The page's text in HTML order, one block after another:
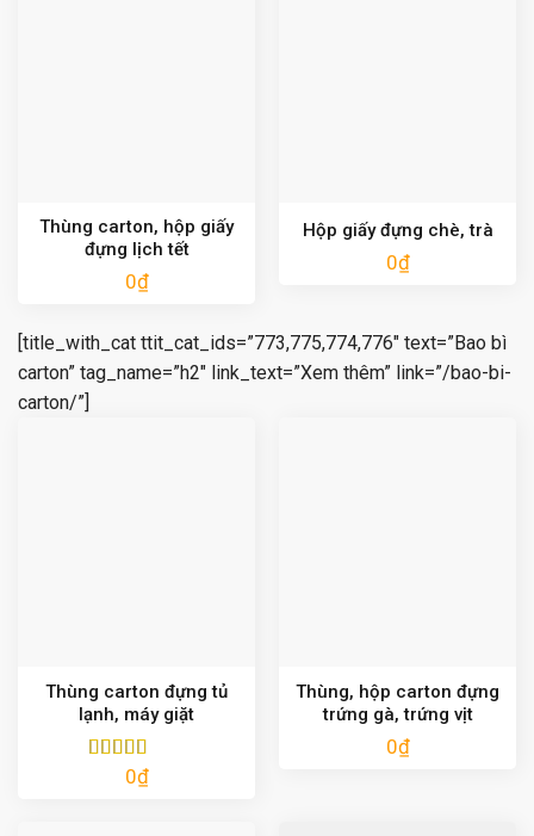
Thùng carton, hộp giấy
đựng lịch tết
0₫
Hộp giấy đựng chè, trà
0₫
[title_with_cat ttit_cat_ids=”773,775,774,776″ text=”Bao bì
carton” tag_name=”h2″ link_text=”Xem thêm” link=”/bao-bi-
carton/”]
Thùng carton đựng tủ
lạnh, máy giặt
Được xếp
0₫
Thùng, hộp carton đựng
trứng gà, trứng vịt
0₫